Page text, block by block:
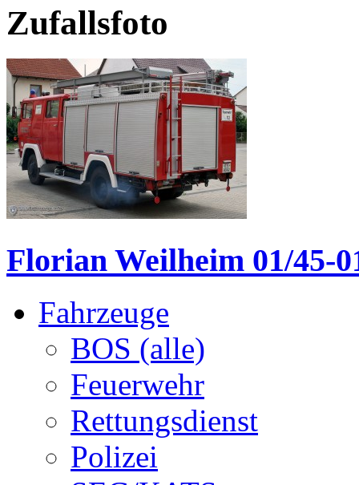
Zufallsfoto
Florian Weilheim 01/45-
Fahrzeuge
BOS (alle)
Feuerwehr
Rettungsdienst
Polizei